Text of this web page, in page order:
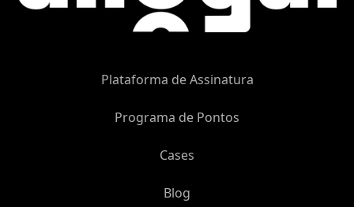
Plataforma de Assinatura
Programa de Pontos
Cases
Blog